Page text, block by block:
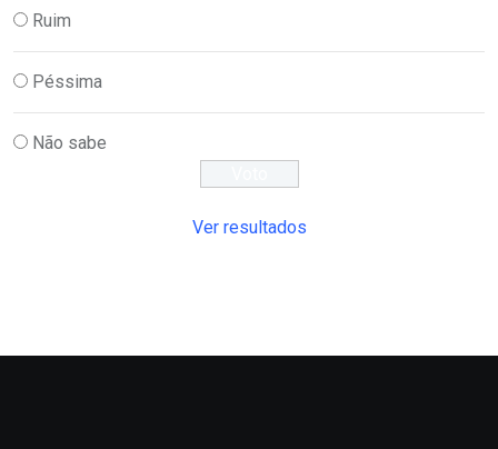
Ruim
Péssima
Não sabe
Ver resultados